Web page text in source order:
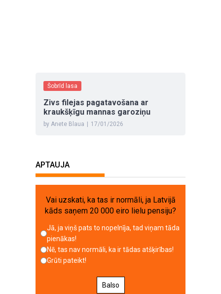
Šobrīd lasa
Zivs filejas pagatavošana ar
kraukšķīgu mannas garoziņu
by Anete Blaua 17/01/2026
APTAUJA
Vai uzskati, ka tas ir normāli, ja Latvijā
kāds saņem 20 000 eiro lielu pensiju?
Jā, ja viņš pats to nopelnīja, tad viņam tāda
pienākas!
Nē, tas nav normāli, ka ir tādas atšķirības!
Grūti pateikt!
Balso